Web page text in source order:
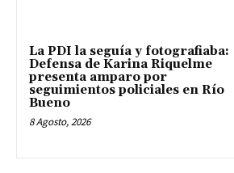
La PDI la seguía y fotografiaba:
Defensa de Karina Riquelme
presenta amparo por
seguimientos policiales en Río
Bueno
8 Agosto, 2026